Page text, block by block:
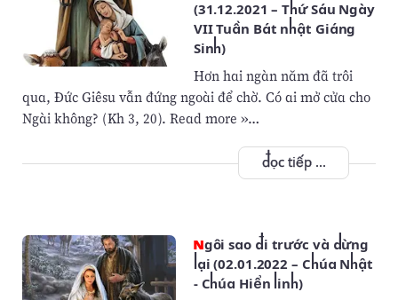
(31.12.2021 – Thứ Sáu Ngày
VII Tuần Bát nhật Giáng
Sinh)
Hơn hai ngàn năm đã trôi
qua, Đức Giêsu vẫn đứng ngoài để chờ. Có ai mở cửa cho
Ngài không? (Kh 3, 20). Read more »…
đọc tiếp ...
Ngôi sao đi trước và dừng
lại (02.01.2022 – Chúa Nhật
- Chúa Hiển linh)